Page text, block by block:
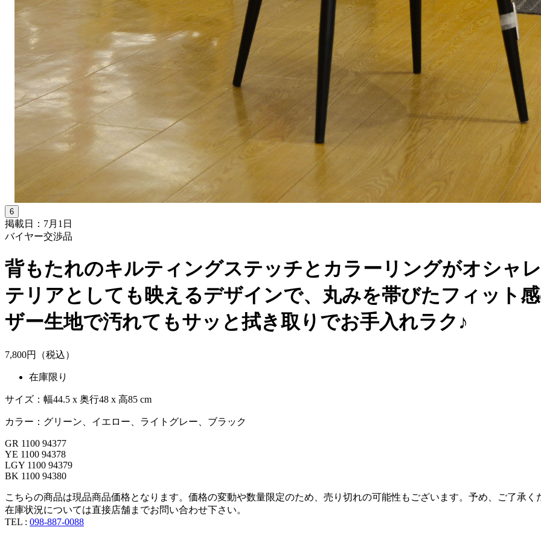
6
掲載日：7月1日
バイヤー交渉品
背もたれのキルティングステッチとカラーリングがオシャ
テリアとしても映えるデザインで、丸みを帯びたフィット
ザー生地で汚れてもサッと拭き取りでお手入れラク♪
7,800円（税込）
在庫限り
サイズ：幅44.5 x 奥行48 x 高85 cm
カラー：グリーン、イエロー、ライトグレー、ブラック
GR 1100 94377
YE 1100 94378
LGY 1100 94379
BK 1100 94380
こちらの商品は現品商品価格となります。価格の変動や数量限定のため、売り切れの可能性もございます。予め、ご了承く
在庫状況については直接店舗までお問い合わせ下さい。
TEL : 098-887-0088